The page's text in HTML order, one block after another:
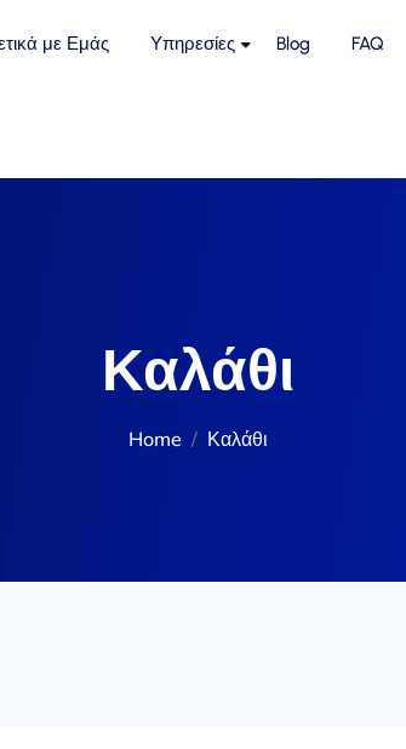
με Εμάς Υπηρεσίες Blog FAQ
Καλάθι
Home Καλάθι